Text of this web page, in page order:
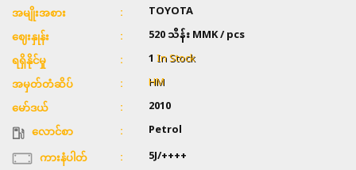
အမျိုးအစား TOYOTA
ဈေးနှုန်း 520 သိန်းMMK / pcs
ရရှိနိုင်မှု 1In Stock
အမှတ်တံဆိပ် HM
မော်ဒယ် 2010
လောင်စာ Petrol
ကားနံပါတ် 5J/++++